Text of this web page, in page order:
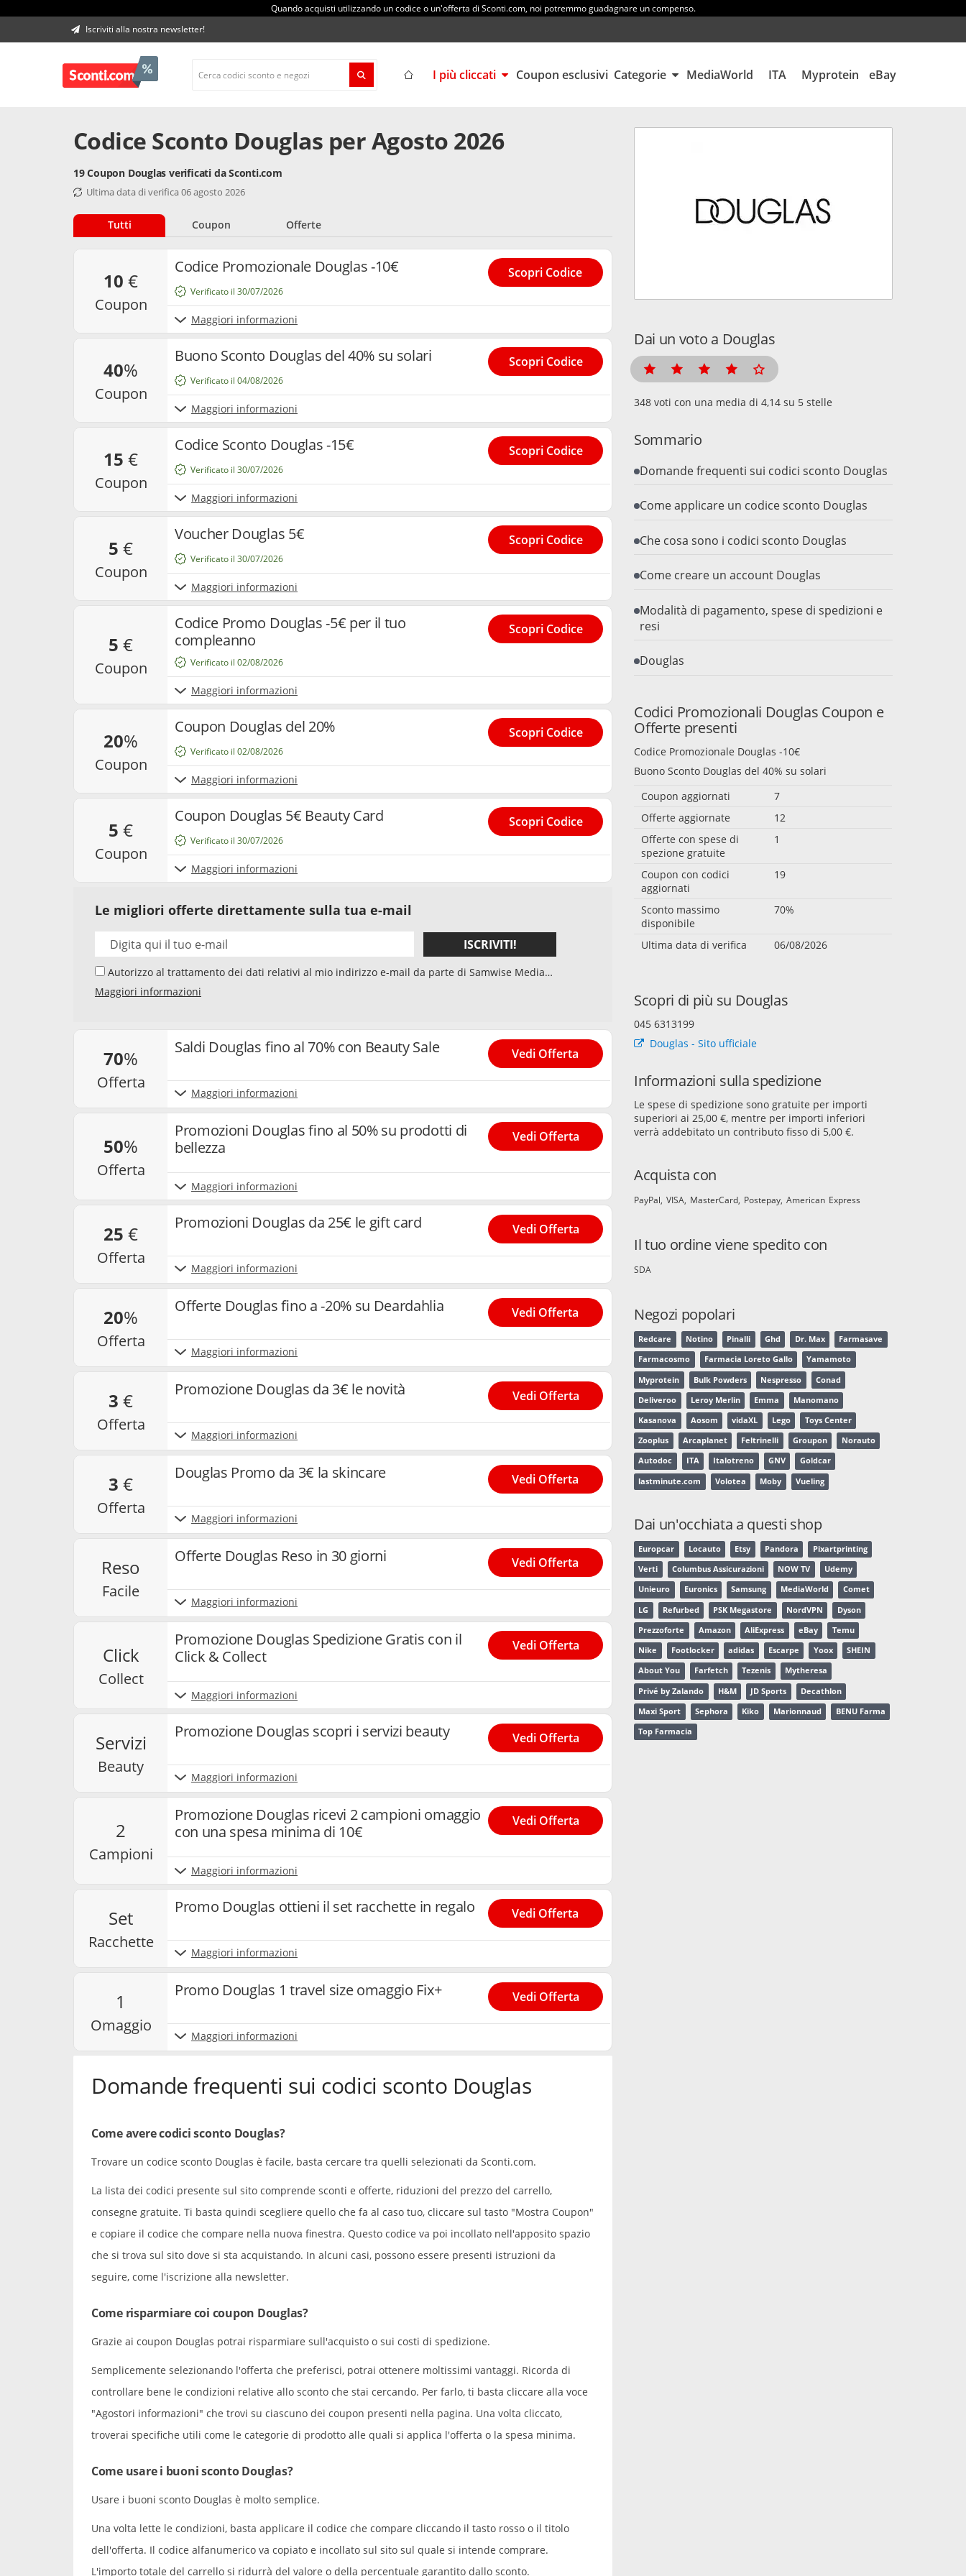
Quando acquisti utilizzando un codice o un'offerta di Sconti.com, noi potremmo guadagnare un compenso.
Iscriviti alla nostra newsletter!
I più cliccati Coupon esclusivi Categorie MediaWorld ITA Myprotein eBay
Codice Sconto Douglas per Agosto 2026
19 Coupon Douglas verificati da Sconti.com
Ultima data di verifica 06 agosto 2026
Tutti Coupon Offerte
10 €
coupon
Codice Promozionale Douglas -10€
Maggiori informazioni
Verificato il 30/07/2026
Scopri Codice
40%
coupon
Buono Sconto Douglas del 40% su solari
Maggiori informazioni
Verificato il 04/08/2026
Scopri Codice
15 €
coupon
Codice Sconto Douglas -15€
Maggiori informazioni
Verificato il 30/07/2026
Scopri Codice
5 €
coupon
Voucher Douglas 5€
Maggiori informazioni
Verificato il 30/07/2026
Scopri Codice
5 €
coupon
Codice Promo Douglas -5€ per il tuo
compleanno
Maggiori informazioni
Verificato il 02/08/2026
Scopri Codice
20%
coupon
Coupon Douglas del 20%
Maggiori informazioni
Verificato il 02/08/2026
Scopri Codice
5 €
coupon
Coupon Douglas 5€ Beauty Card
Maggiori informazioni
Verificato il 30/07/2026
Scopri Codice
Le migliori offerte direttamente sulla tua e-mail
ISCRIVITI!
GmbH, Starstraße 2, D - 22305 Amburg, Germania, e del suo elaboratore di dati, per l'invio della
newsletter sui temi "Codici Sconto" e "Offerte". Accetto che, nell’ambito dell’invio della
e cookie utilizzati per misurare i risultati. Posso revocare il mio consenso in qualsiasi momento
e annullare l’iscrizione alla newsletter. Per maggiori informazioni è possibile consultare la
nostraprivacy policy
Maggiori informazioni
70%
offerta
Saldi Douglas fino al 70% con Beauty Sale
Maggiori informazioni
Vedi Offerta
50%
offerta
Promozioni Douglas fino al 50% su prodotti di
bellezza
Maggiori informazioni
Vedi Offerta
25 €
offerta
Promozioni Douglas da 25€ le gift card
Maggiori informazioni
Vedi Offerta
20%
offerta
Offerte Douglas fino a -20% su Deardahlia
Maggiori informazioni
Vedi Offerta
3 €
offerta
Promozione Douglas da 3€ le novità
Maggiori informazioni
Vedi Offerta
3 €
offerta
Douglas Promo da 3€ la skincare
Maggiori informazioni
Vedi Offerta
reso
facile
Offerte Douglas Reso in 30 giorni
Maggiori informazioni
Vedi Offerta
click
collect
Promozione Douglas Spedizione Gratis con il
Click & Collect
Maggiori informazioni
Vedi Offerta
servizi
beauty
Promozione Douglas scopri i servizi beauty
Maggiori informazioni
Vedi Offerta
2
campioni
Promozione Douglas ricevi 2 campioni omaggio
con una spesa minima di 10€
Maggiori informazioni
Vedi Offerta
set
racchette
Promo Douglas ottieni il set racchette in regalo
Maggiori informazioni
Vedi Offerta
1
omaggio
Promo Douglas 1 travel size omaggio Fix+
Maggiori informazioni
Vedi Offerta
Domande frequenti sui codici sconto Douglas
Come avere codici sconto Douglas?
Trovare un codice sconto Douglas è facile, basta cercare tra quelli selezionati da Sconti.com.
La lista dei codici presente sul sito comprende sconti e offerte, riduzioni del prezzo del carrello,
consegne gratuite. Ti basta quindi scegliere quello che fa al caso tuo, cliccare sul tasto "Mostra Coupon"
e copiare il codice che compare nella nuova finestra. Questo codice va poi incollato nell'apposito spazio
che si trova sul sito dove si sta acquistando. In alcuni casi, possono essere presenti istruzioni da
seguire, come l'iscrizione alla newsletter.
Come risparmiare coi coupon Douglas?
Grazie ai coupon Douglas potrai risparmiare sull'acquisto o sui costi di spedizione.
Semplicemente selezionando l'offerta che preferisci, potrai ottenere moltissimi vantaggi. Ricorda di
controllare bene le condizioni relative allo sconto che stai cercando. Per farlo, ti basta cliccare alla voce
"Agostori informazioni" che trovi su ciascuno dei coupon presenti nella pagina. Una volta cliccato,
troverai specifiche utili come le categorie di prodotto alle quali si applica l'offerta o la spesa minima.
Come usare i buoni sconto Douglas?
Usare i buoni sconto Douglas è molto semplice.
Una volta lette le condizioni, basta applicare il codice che compare cliccando il tasto rosso o il titolo
dell'offerta. Il codice alfanumerico va copiato e incollato sul sito sul quale si intende comprare.
L'importo totale del carrello si ridurrà del valore o della percentuale garantito dallo sconto.
Dai un voto a Douglas
voti con una media di su 5 stelle
Sommario
Domande frequenti sui codici sconto Douglas
Come applicare un codice sconto Douglas
Che cosa sono i codici sconto Douglas
Come creare un account Douglas
Modalità di pagamento, spese di spedizioni e
resi
Douglas
Codici Promozionali Douglas Coupon e
Offerte presenti
Codice Promozionale Douglas -10€
Buono Sconto Douglas del 40% su solari
Coupon aggiornati
7
Offerte aggiornate
12
Offerte con spese di
spezione gratuite
1
Coupon con codici
aggiornati
19
Sconto massimo
disponibile
70%
Ultima data di verifica 06/08/2026
Scopri di più su Douglas
045 6313199
Douglas - Sito ufficiale
Informazioni sulla spedizione
Le spese di spedizione sono gratuite per importi
superiori ai 25,00 €, mentre per importi inferiori
verrà addebitato un contributo fisso di 5,00 €.
Acquista con
PayPal VISA MasterCard Postepay American Express
Il tuo ordine viene spedito con
SDA
Negozi popolari
Redcare Notino Pinalli Ghd Dr. Max Farmasave
Farmacosmo Farmacia Loreto Gallo Yamamoto
Myprotein Bulk Powders Nespresso Conad
Deliveroo Leroy Merlin Emma Manomano
Kasanova Aosom vidaXL Lego Toys Center
Zooplus Arcaplanet Feltrinelli Groupon Norauto
Autodoc ITA Italotreno GNV Goldcar
lastminute.com Volotea Moby Vueling
Dai un'occhiata a questi shop
Europcar Locauto Etsy Pandora Pixartprinting
Verti Columbus Assicurazioni NOW TV Udemy
Unieuro Euronics Samsung MediaWorld Comet
LG Refurbed PSK Megastore NordVPN Dyson
Prezzoforte Amazon AliExpress eBay Temu
Nike Footlocker adidas Escarpe Yoox SHEIN
About You Farfetch Tezenis Mytheresa
Privé by Zalando H&M JD Sports Decathlon
Maxi Sport Sephora Kiko Marionnaud BENU Farma
Top Farmacia